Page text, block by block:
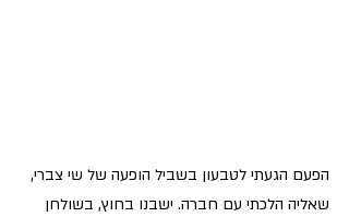
הפעם הגעתי לטבעון בשביל הופעה של שי צברי,
שאליה הלכתי עם חברה. ישבנו בחוץ, בשולחן